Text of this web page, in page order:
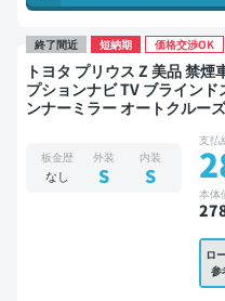
終了間近 短納期 価格交渉OK
トヨタ プリウス Z 美品 禁煙車 整備記録簿あり メーカーオ
プションナビ TV ブライン
ンナーミラー オートクルー
板金歴
なし
外装
S
内装
S
支払
本体
ロ
参